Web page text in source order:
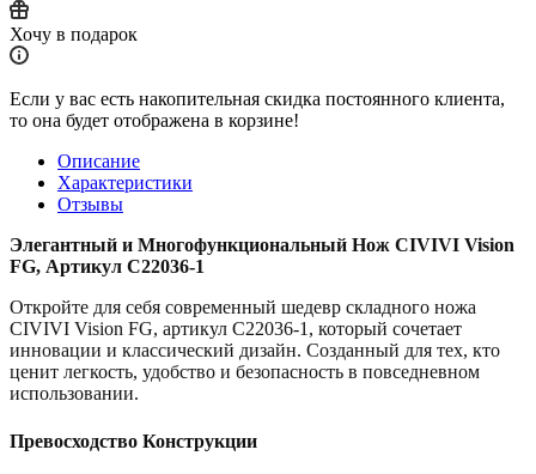
Хочу в подарок
Если у вас есть накопительная скидка постоянного клиента,
то она будет отображена в корзине!
Описание
Характеристики
Отзывы
Элегантный и Многофункциональный Нож CIVIVI Vision
FG, Артикул C22036-1
Откройте для себя современный шедевр складного ножа
CIVIVI Vision FG, артикул C22036-1, который сочетает
инновации и классический дизайн. Созданный для тех, кто
ценит легкость, удобство и безопасность в повседневном
использовании.
Превосходство Конструкции